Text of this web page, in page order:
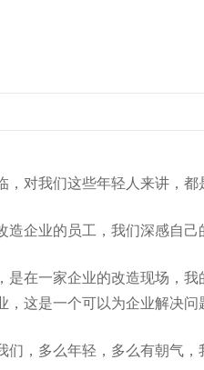
，对我们这些年轻人来讲，都
造企业的员工，我们深感自
是在一家企业的改造现场，
，这是一个可以为企业解决
们，多么年轻，多么有朝气